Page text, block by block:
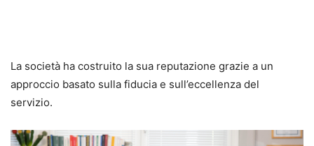
La società ha costruito la sua reputazione grazie a un
approccio basato sulla fiducia e sull’eccellenza del
servizio.